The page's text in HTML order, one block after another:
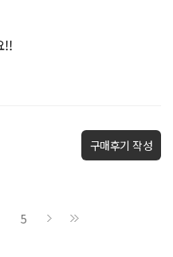
!!
구매후기 작성
5